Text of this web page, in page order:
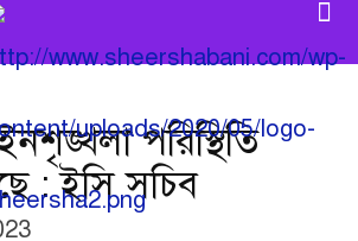
পরিস্থিতি
: ইসি সচিব